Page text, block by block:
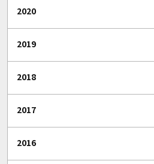
2020
2019
2018
2017
2016